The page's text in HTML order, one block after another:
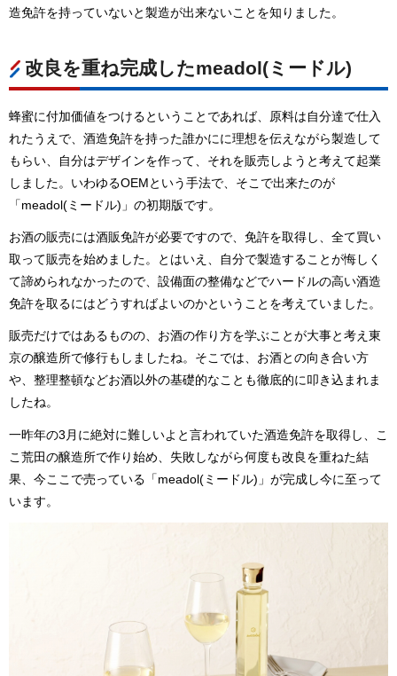
造免許を持っていないと製造が出来ないことを知りました。
改良を重ね完成したmeadol(ミードル)
蜂蜜に付加価値をつけるということであれば、原料は自分達で仕入
れたうえで、酒造免許を持った誰かにに理想を伝えながら製造して
もらい、自分はデザインを作って、それを販売しようと考えて起業
しました。いわゆるOEMという手法で、そこで出来たのが
「meadol(ミードル)」の初期版です。
お酒の販売には酒販免許が必要ですので、免許を取得し、全て買い
取って販売を始めました。とはいえ、自分で製造することが悔しく
て諦められなかったので、設備面の整備などでハードルの高い酒造
免許を取るにはどうすればよいのかということを考えていました。
販売だけではあるものの、お酒の作り方を学ぶことが大事と考え東
京の醸造所で修行もしましたね。そこでは、お酒との向き合い方
や、整理整頓などお酒以外の基礎的なことも徹底的に叩き込まれま
したね。
一昨年の3月に絶対に難しいよと言われていた酒造免許を取得し、こ
こ荒田の醸造所で作り始め、失敗しながら何度も改良を重ねた結
果、今ここで売っている「meadol(ミードル)」が完成し今に至って
います。